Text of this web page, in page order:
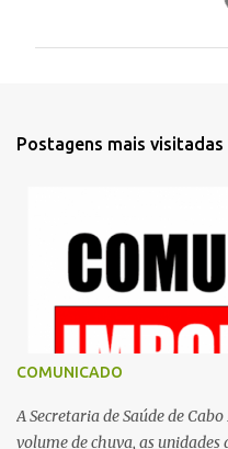
Postagens mais visitadas
COMUNICADO
A Secretaria de Saúde de
volume de chuva, as